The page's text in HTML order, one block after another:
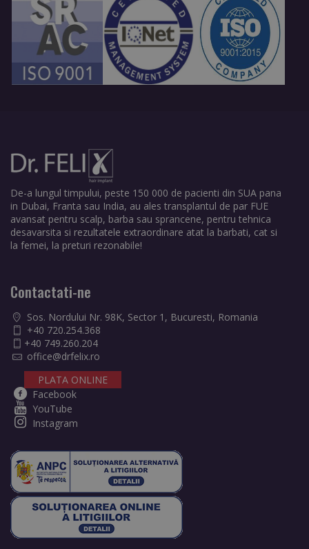
De-a lungul timpului, peste 150 000 de pacienti din SUA pana
in Dubai, Franta sau India, au ales transplantul de par FUE
avansat pentru scalp, barba sau sprancene, pentru tehnica
desavarsita si rezultatele extraordinare atat la barbati, cat si
la femei, la preturi rezonabile!
Contactati-ne
Sos. Nordului Nr. 98K, Sector 1, Bucuresti, Romania
+40 720.254.368
+40 749.260.204
office@drfelix.ro
PLATA ONLINE
Facebook
YouTube
Instagram